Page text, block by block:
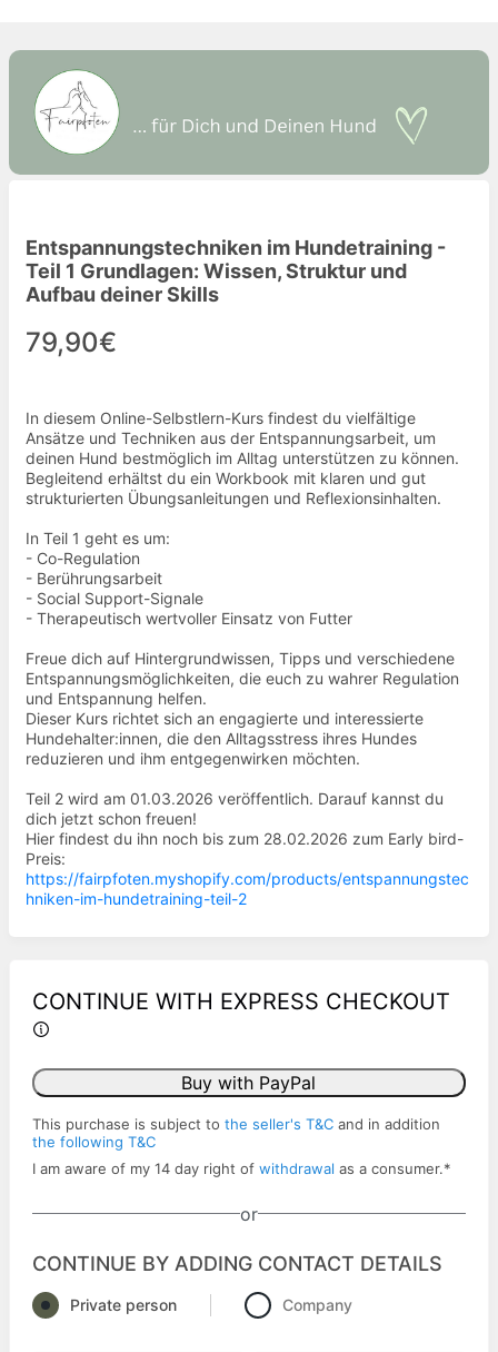
Entspannungstechniken im Hundetraining -
Teil 1 Grundlagen: Wissen, Struktur und
Aufbau deiner Skills
79,90€
In diesem Online-Selbstlern-Kurs findest du vielfältige
Ansätze und Techniken aus der Entspannungsarbeit, um
deinen Hund bestmöglich im Alltag unterstützen zu können.
Begleitend erhältst du ein Workbook mit klaren und gut
strukturierten Übungsanleitungen und Reflexionsinhalten.
In Teil 1 geht es um:
- Co-Regulation
- Berührungsarbeit
- Social Support-Signale
- Therapeutisch wertvoller Einsatz von Futter
Freue dich auf Hintergrundwissen, Tipps und verschiedene
Entspannungsmöglichkeiten, die euch zu wahrer Regulation
und Entspannung helfen.
Dieser Kurs richtet sich an engagierte und interessierte
Hundehalter:innen, die den Alltagsstress ihres Hundes
reduzieren und ihm entgegenwirken möchten.
Teil 2 wird am 01.03.2026 veröffentlich. Darauf kannst du
dich jetzt schon freuen!
Hier findest du ihn noch bis zum 28.02.2026 zum Early bird-
Preis:
https://fairpfoten.myshopify.com/products/entspannungstec
hniken-im-hundetraining-teil-2
CONTINUE WITH EXPRESS CHECKOUT
Buy with PayPal
This purchase is subject to the seller's T&C and in addition
the following T&C
I am aware of my 14 day right of withdrawal as a consumer.*
or
CONTINUE BY ADDING CONTACT DETAILS
Private person Company